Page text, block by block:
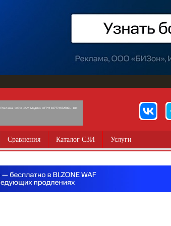
Реклама. ООО «АМ Медиа» ОГРН 1077746725891, 18+
Сравнения Каталог СЗИ Услуги